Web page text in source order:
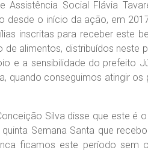
Assistência Social Flávia
desde o início da ação, em
inscritas para receber este
de alimentos, distribuídos neste
e a sensibilidade do prefeito
quando conseguimos atingir os
Silva disse que este é
Semana Santa que
ficamos este período sem